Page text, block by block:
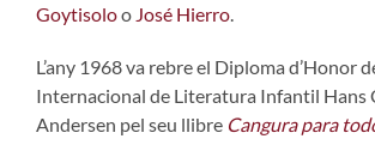
Goytisoloo José Hierro
L’any 1968 va rebre el Diploma d’Honor
Internacional de Literatura Infantil Hans
Andersen pel seu llibre Cangura para